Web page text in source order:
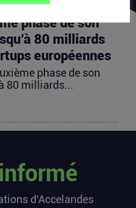
phase de son
80 milliards
européennes
phase de son
80 milliards...
semaine
ont levé 113
informé
d'Accelandes